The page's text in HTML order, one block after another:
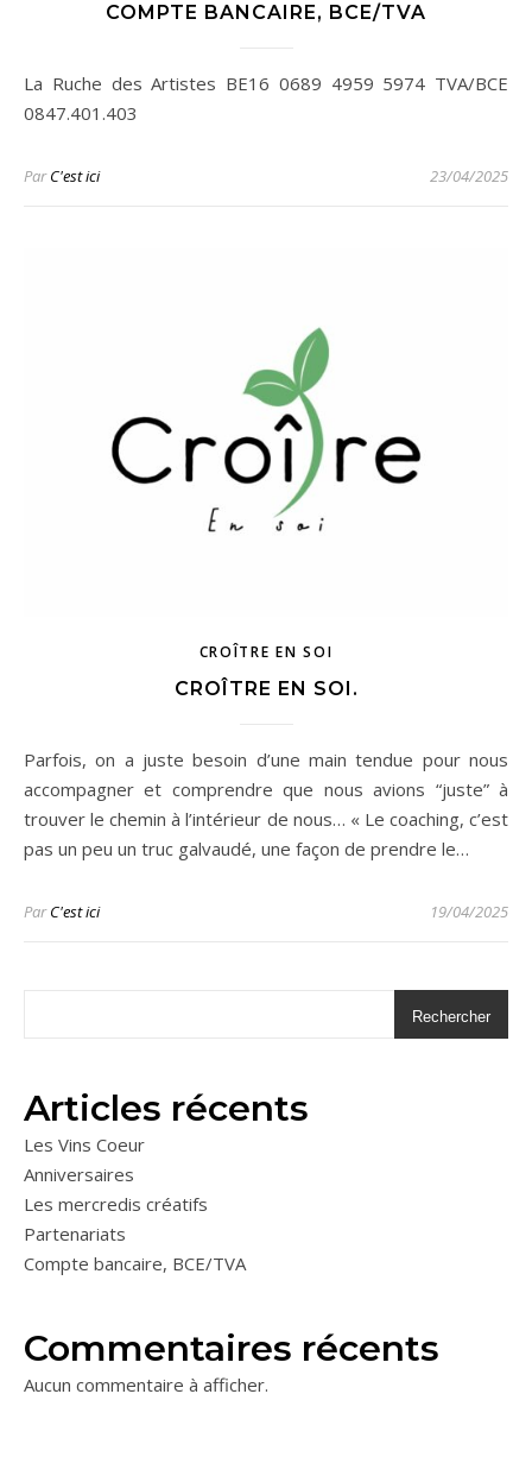
COMPTE BANCAIRE, BCE/TVA
La Ruche des Artistes BE16 0689 4959 5974 TVA/BCE
0847.401.403
ParC'est ici 23/04/2025
CROÎTRE EN SOI
CROÎTRE EN SOI.
Parfois, on a juste besoin d’une main tendue pour nous
accompagner et comprendre que nous avions “juste” à
trouver le chemin à l’intérieur de nous… « Le coaching, c’est
pas un peu un truc galvaudé, une façon de prendre le…
ParC'est ici 19/04/2025
Rechercher
Articles récents
Les Vins Coeur
Anniversaires
Les mercredis créatifs
Partenariats
Compte bancaire, BCE/TVA
Commentaires récents
Aucun commentaire à afficher.